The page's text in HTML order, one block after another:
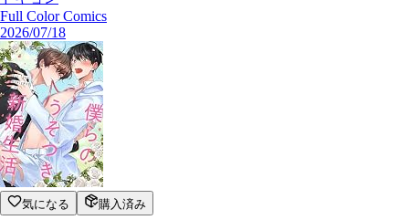
Full Color Comics
2026/07/18
気になる 購入済み